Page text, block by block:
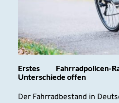
Erstes
Unterschiede offen
Der Fahrradbestand in